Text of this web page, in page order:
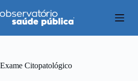
Citopatológico